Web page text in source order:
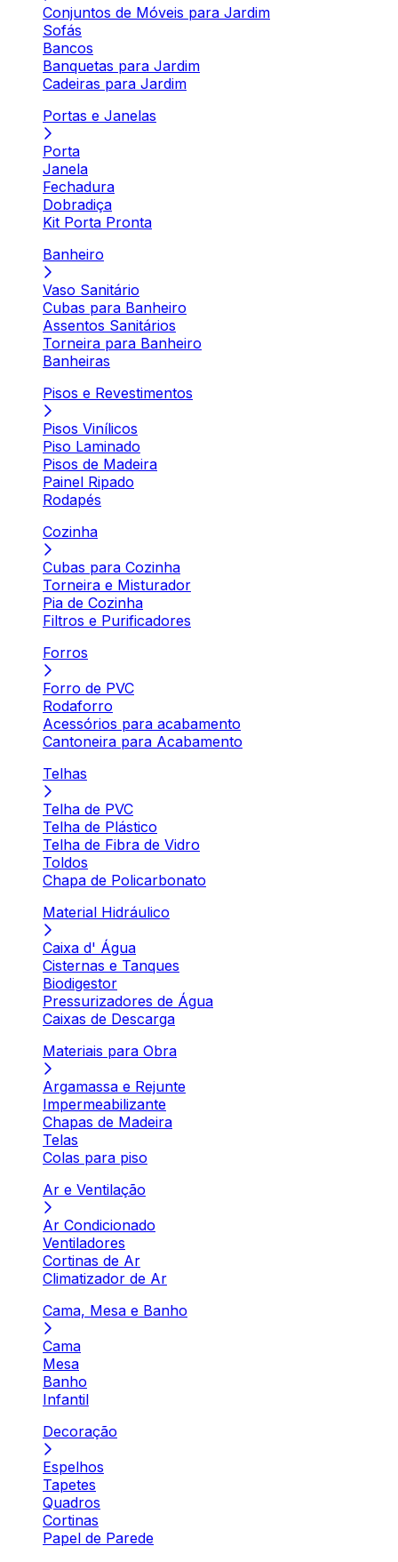
Conjuntos de Móveis para Jardim
Sofás
Bancos
Banquetas para Jardim
Cadeiras para Jardim
Portas e Janelas
Porta
Janela
Fechadura
Dobradiça
Kit Porta Pronta
Banheiro
Vaso Sanitário
Cubas para Banheiro
Assentos Sanitários
Torneira para Banheiro
Banheiras
Pisos e Revestimentos
Pisos Vinílicos
Piso Laminado
Pisos de Madeira
Painel Ripado
Rodapés
Cozinha
Cubas para Cozinha
Torneira e Misturador
Pia de Cozinha
Filtros e Purificadores
Forros
Forro de PVC
Rodaforro
Acessórios para acabamento
Cantoneira para Acabamento
Telhas
Telha de PVC
Telha de Plástico
Telha de Fibra de Vidro
Toldos
Chapa de Policarbonato
Material Hidráulico
Caixa d' Água
Cisternas e Tanques
Biodigestor
Pressurizadores de Água
Caixas de Descarga
Materiais para Obra
Argamassa e Rejunte
Impermeabilizante
Chapas de Madeira
Telas
Colas para piso
Ar e Ventilação
Ar Condicionado
Ventiladores
Cortinas de Ar
Climatizador de Ar
Cama, Mesa e Banho
Cama
Mesa
Banho
Infantil
Decoração
Espelhos
Tapetes
Quadros
Cortinas
Papel de Parede